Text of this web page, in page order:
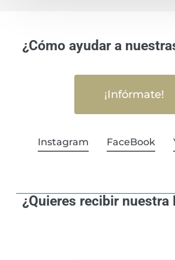
¿Cómo ayudar a
¡Infórmate!
Instagram FaceBook
¿Quieres recibir nuestra